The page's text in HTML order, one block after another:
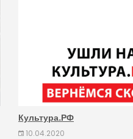
Культура.РФ
10.04.2020